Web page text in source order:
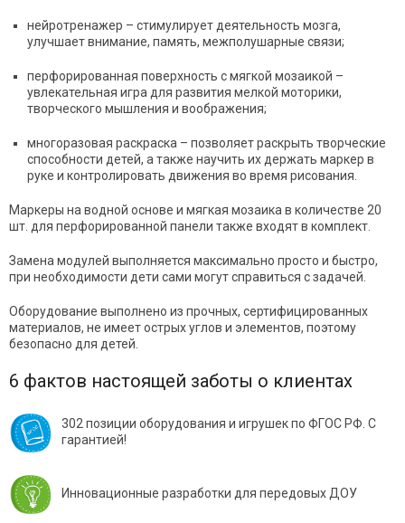
нейротренажер – стимулирует деятельность мозга,
улучшает внимание, память, межполушарные связи;
перфорированная поверхность с мягкой мозаикой –
увлекательная игра для развития мелкой моторики,
творческого мышления и воображения;
многоразовая раскраска – позволяет раскрыть творческие
способности детей, а также научить их держать маркер в
руке и контролировать движения во время рисования.
Маркеры на водной основе и мягкая мозаика в количестве 20
шт. для перфорированной панели также входят в комплект.
Замена модулей выполняется максимально просто и быстро,
при необходимости дети сами могут справиться с задачей.
Оборудование выполнено из прочных, сертифицированных
материалов, не имеет острых углов и элементов, поэтому
безопасно для детей.
6 фактов настоящей заботы о клиентах
302 позиции оборудования и игрушек по ФГОС РФ. С
гарантией!
Инновационные разработки для передовых ДОУ